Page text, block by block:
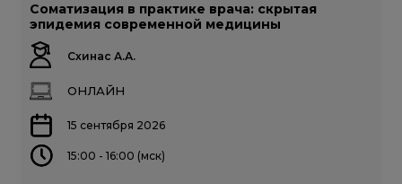
Соматизация в практике врача: скрытая
эпидемия современной медицины
Схинас А.А.
ОНЛАЙН
15 сентября 2026
15:00 - 16:00 (мск)